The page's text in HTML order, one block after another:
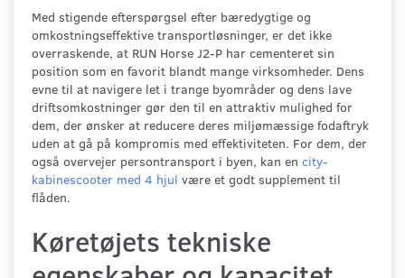
Med stigende efterspørgsel efter bæredygtige og
omkostningseffektive transportløsninger, er det ikke
overraskende, at RUN Horse J2-P har cementeret sin
position som en favorit blandt mange virksomheder. Dens
evne til at navigere let i trange byområder og dens lave
driftsomkostninger gør den til en attraktiv mulighed for
dem, der ønsker at reducere deres miljømæssige fodaftryk
uden at gå på kompromis med effektiviteten. For dem, der
også overvejer persontransport i byen, kan en city-
kabinescooter med 4 hjul være et godt supplement til
flåden.
Køretøjets tekniske